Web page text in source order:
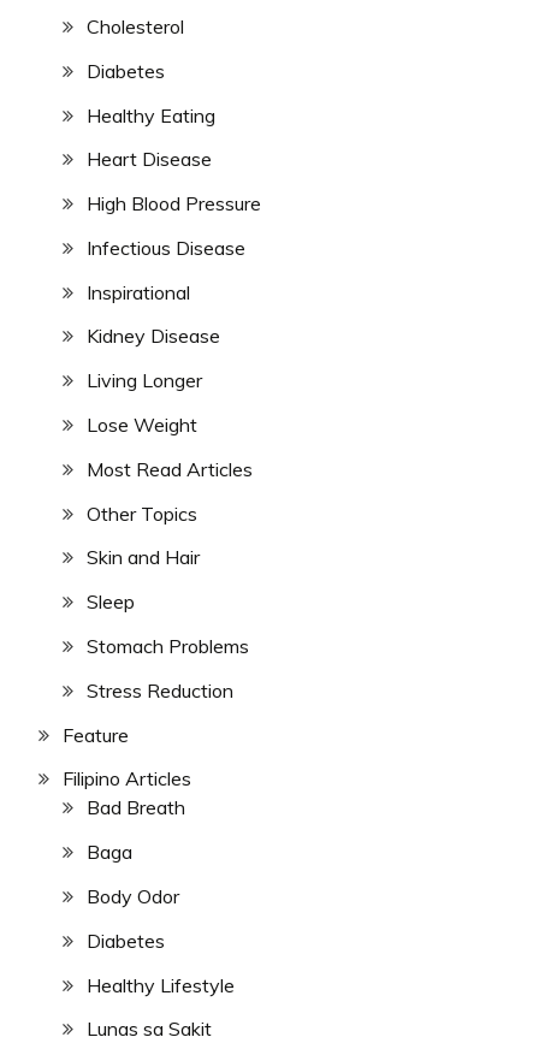
Cholesterol
Diabetes
Healthy Eating
Heart Disease
High Blood Pressure
Infectious Disease
Inspirational
Kidney Disease
Living Longer
Lose Weight
Most Read Articles
Other Topics
Skin and Hair
Sleep
Stomach Problems
Stress Reduction
Feature
Filipino Articles
Bad Breath
Baga
Body Odor
Diabetes
Healthy Lifestyle
Lunas sa Sakit